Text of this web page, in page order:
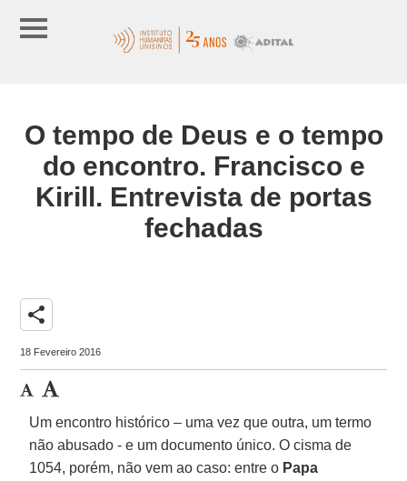
O tempo de Deus e o tempo
do encontro. Francisco e
Kirill. Entrevista de portas
fechadas
share
18 Fevereiro 2016
Um encontro histórico – uma vez que outra, um termo
não abusado - e um documento único. O cisma de
1054, porém, não vem ao caso: entre o Papa